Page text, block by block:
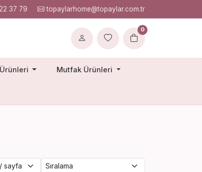
37 79 topaylarhome@topaylar.com.tr
0
Mutfak Ürünleri